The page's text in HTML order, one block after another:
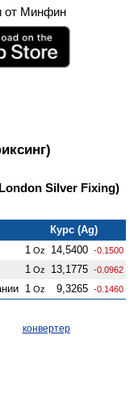
от Минфин
Silver Fixing)
Курс (Ag)
1 Oz 14,5400 -0.1500
1 Oz 13,1775 -0.0962
1 Oz 9,3265 -0.1460
конвертер